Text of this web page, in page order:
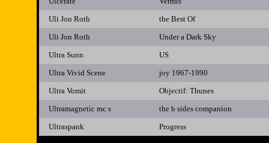
Uli Jon Roth
the Best Of
Uli Jon Roth
Under a Dark Sky
Ultra Sunn
US
Ultra Vivid Scene
joy 1967-1990
Ultra Vomit
Objectif: Thunes
Ultramagnetic mc s
the b sides companion
Ultraspank
Progress